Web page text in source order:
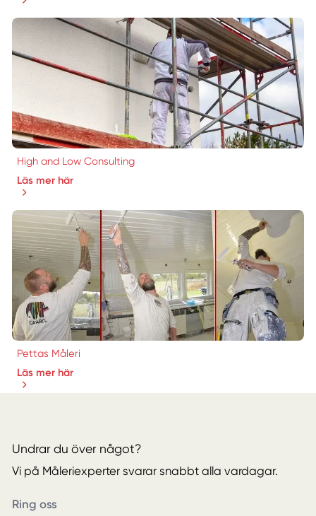
High and Low Consulting
Läs mer här
Pettas Måleri
Läs mer här
Undrar du över något?
Vi på Måleriexperter svarar snabbt alla vardagar.
Ring oss